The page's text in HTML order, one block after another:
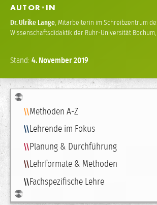
AUTOR* IN
Dr.Ulrike Lange,Mitarbeiterin im Schreibzentrum
Wissenschaftsdidaktik der Ruhr-Universität Bochum,
Stand: 4. November2019
Navigation
Methoden A-Z
Lehrende im Fokus
Planung & Durchführung
Lehrformate & Methoden
Fachspezifische Lehre